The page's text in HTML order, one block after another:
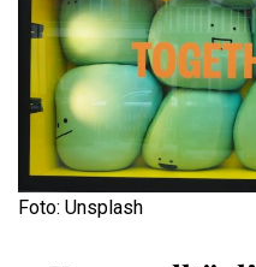
Foto: Unsplash